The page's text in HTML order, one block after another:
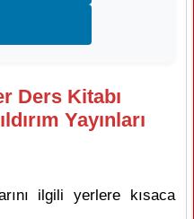
Ders Kitabı
Yayınları
ilgili yerlere kısaca